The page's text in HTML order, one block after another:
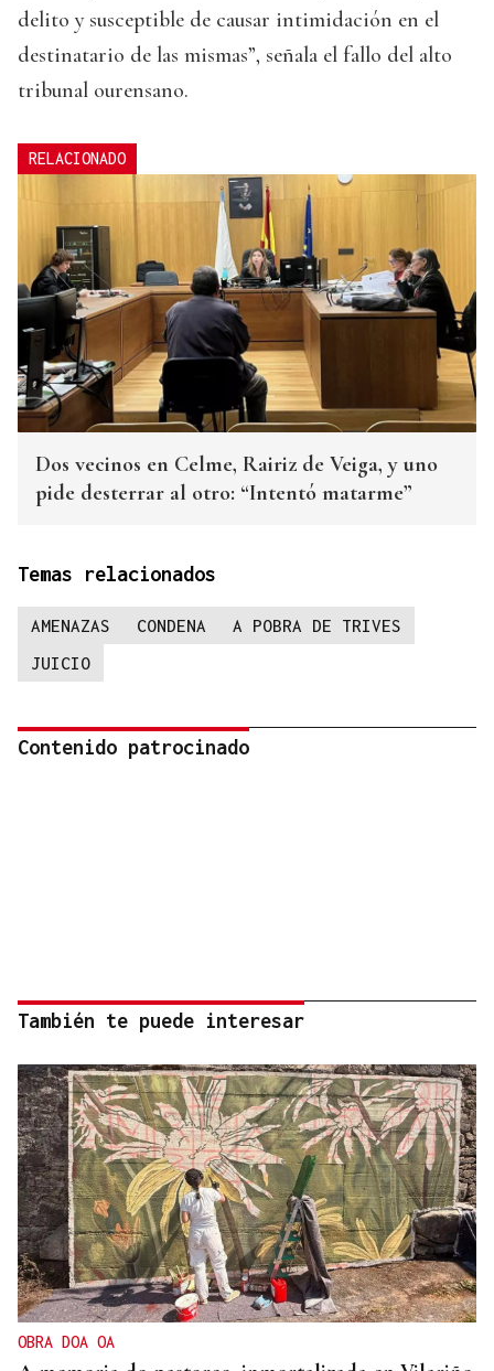
delito y susceptible de causar intimidación en el
destinatario de las mismas”, señala el fallo del alto
tribunal ourensano.
RELACIONADO
Dos vecinos en Celme, Rairiz de Veiga, y uno
pide desterrar al otro: “Intentó matarme”
Temas relacionados
AMENAZAS CONDENA
A POBRA DE TRIVES
JUICIO
Contenido patrocinado
También te puede interesar
OBRA DOA OA